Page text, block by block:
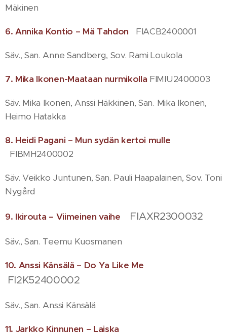
Mäkinen
6. Annika Kontio – Mä Tahdon FIACB2400001
Säv., San. Anne Sandberg, Sov. Rami Loukola
7. Mika Ikonen-Maataan nurmikolla FIMIU2400003
Säv. Mika Ikonen, Anssi Häkkinen, San. Mika Ikonen,
Heimo Hatakka
8. Heidi Pagani – Mun sydän kertoi mulle
FIBMH2400002
Säv. Veikko Juntunen, San. Pauli Haapalainen, Sov. Toni
Nygård
9. Ikirouta – Viimeinen vaihe FIAXR2300032
Säv., San. Teemu Kuosmanen
10. Anssi Känsälä – Do Ya Like Me
FI2K52400002
Säv., San. Anssi Känsälä
11. Jarkko Kinnunen – Laiska